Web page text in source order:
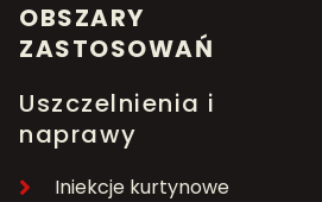
OBSZARY
ZASTOSOWAŃ
Uszczelnienia i
naprawy
Iniekcje kurtynowe